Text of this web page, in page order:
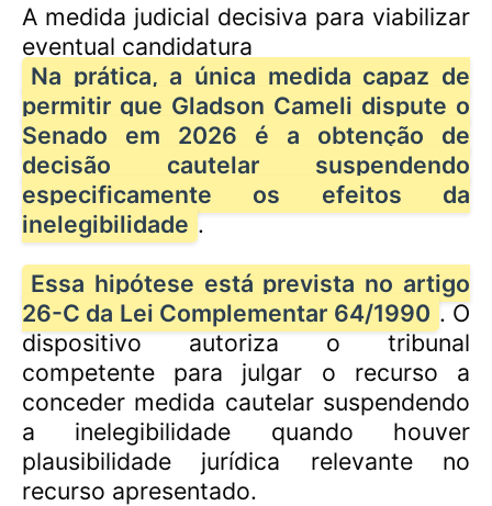
A medida judicial decisiva para viabilizar
eventual candidatura
Na prática, a única medida capaz de
permitir que Gladson Cameli dispute o
Senado em 2026 é a obtenção de
decisão cautelar suspendendo
especificamente os efeitos da
inelegibilidade .
Essa hipótese está prevista no artigo
26-C da Lei Complementar 64/1990 . O
dispositivo autoriza o tribunal
competente para julgar o recurso a
conceder medida cautelar suspendendo
a inelegibilidade quando houver
plausibilidade jurídica relevante no
recurso apresentado.